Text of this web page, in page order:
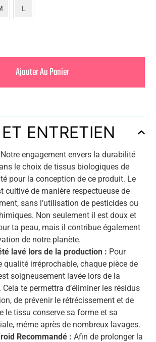
L
Ajouter Au Panier
ENTRETIEN
Notre engagement envers la durabilité
le choix de tissus biologiques de
pour la conception de ce produit. Le
cultivé de manière respectueuse de
sans l’utilisation de pesticides ou
Non seulement il est doux et
ta peau, mais il contribue également
de notre planète.
lavé lors de la production : Pour
qualité irréprochable, chaque pièce de
soigneusement lavée lors de la
te permettra d’éliminer les résidus
de prévenir le rétrécissement et de
le tissu conserve sa forme et sa
même après de nombreux lavages.
Recommandé : Afin de prolonger la